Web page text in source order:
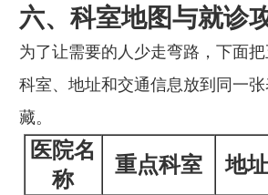
六、科室地图与就诊
为了让需要的人少走弯路，下面
科室、地址和交通信息放到同一
藏。
医院名
称
重点科室 地址